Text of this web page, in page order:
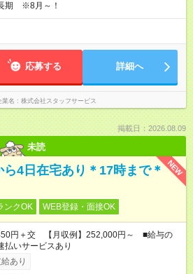
期 ※8月～！
応募する 詳細へ
業名 株式会社スタッフサービス
掲載日：2026.08.09
未読
NEW
4日在宅あり＊17時まで＊
ンクOK WEB登録・面接OK
円＋交 【月収例】252,000円～ ■給与の
払いサービスあり
あり